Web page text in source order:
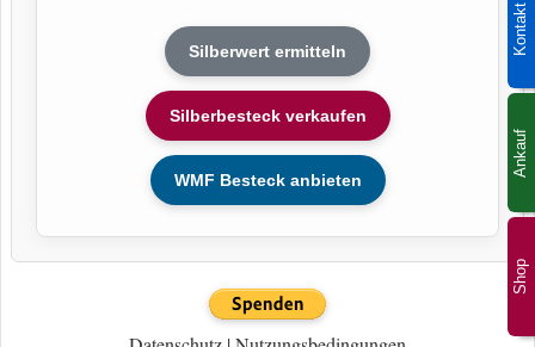
Shop
Kontakt
Ankauf
Silberwert ermitteln
Silberbesteck verkaufen
WMF Besteck anbieten